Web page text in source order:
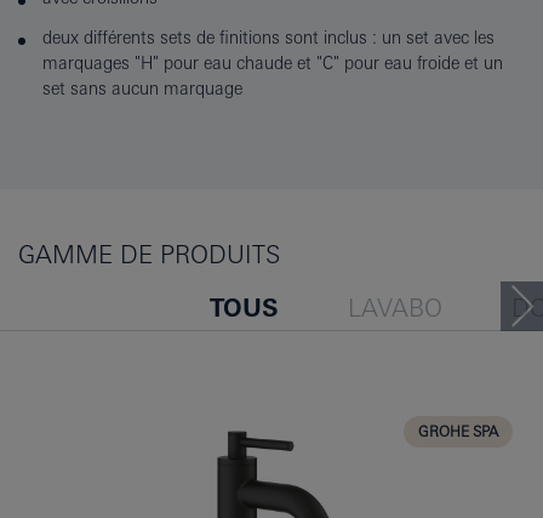
deux différents sets de finitions sont inclus : un set avec les
marquages "H" pour eau chaude et "C" pour eau froide et un
set sans aucun marquage
GAMME DE PRODUITS
TOUS LAVABO
GROHE SPA